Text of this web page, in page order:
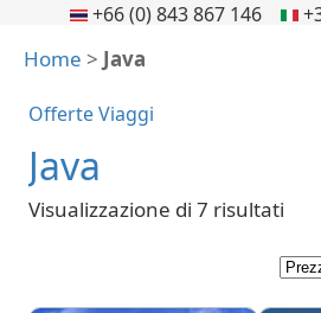
+66 (0) 843 867 146
Home > Java
Offerte Viaggi
Java
Visualizzazione di 7 risultati